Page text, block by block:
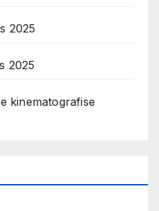
2025
2025
kinematografise